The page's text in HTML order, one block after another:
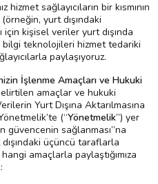
sağlayıcıların bir kısmının
yurt dışındaki
için kişisel veriler yurt dışında
bilgi teknolojileri hizmet tedariki
paylaşıyoruz.
İşlenme Amaçları ve Hukuki
amaçlar ve hukuki
Yurt Dışına Aktarılmasına
(“Yönetmelik”) yer
güvencenin sağlanması”na
üçüncü taraflarla
amaçlarla paylaştığımıza